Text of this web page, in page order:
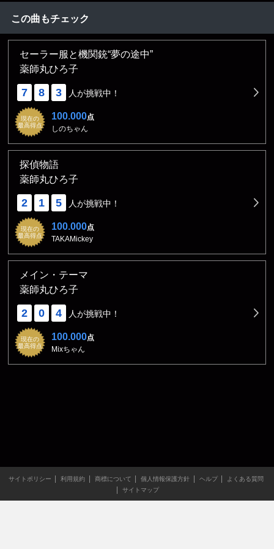
この曲もチェック
セーラー服と機関銃“夢の途中”
薬師丸ひろ子
7 8 3 人が挑戦中！
現在の
最高得点
100.000点
しのちゃん
探偵物語
薬師丸ひろ子
2 1 5 人が挑戦中！
現在の
最高得点
100.000点
TAKAMickey
メイン・テーマ
薬師丸ひろ子
2 0 4 人が挑戦中！
現在の
最高得点
100.000点
Mixちゃん
サイトポリシー 利用規約 商標について 個人情報保護方針 ヘルプ
よくある質問
サイトマップ